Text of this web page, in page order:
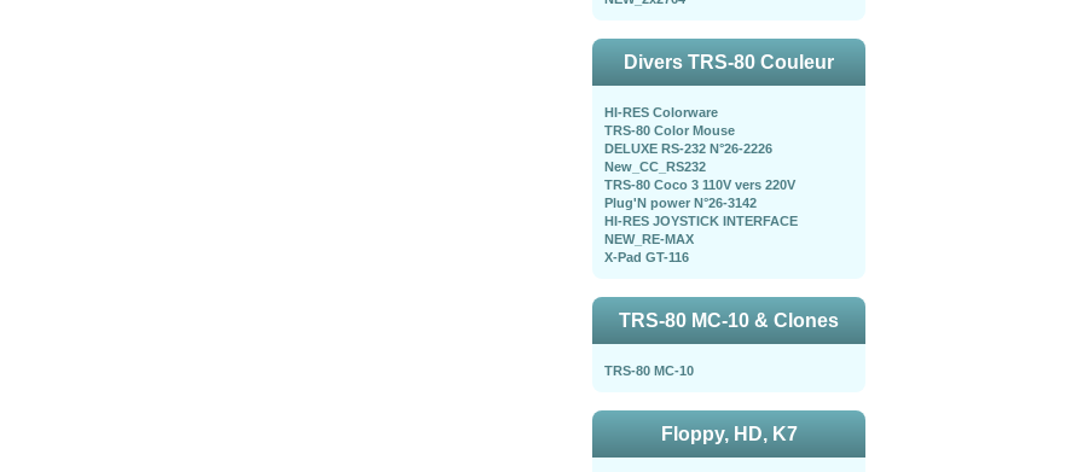
Divers TRS-80 Couleur
HI-RES Colorware
TRS-80 Color Mouse
DELUXE RS-232 N°26-2226
New_CC_RS232
TRS-80 Coco 3 110V vers 220V
Plug'N power N°26-3142
HI-RES JOYSTICK INTERFACE
NEW_RE-MAX
X-Pad GT-116
TRS-80 MC-10 & Clones
TRS-80 MC-10
Floppy, HD, K7